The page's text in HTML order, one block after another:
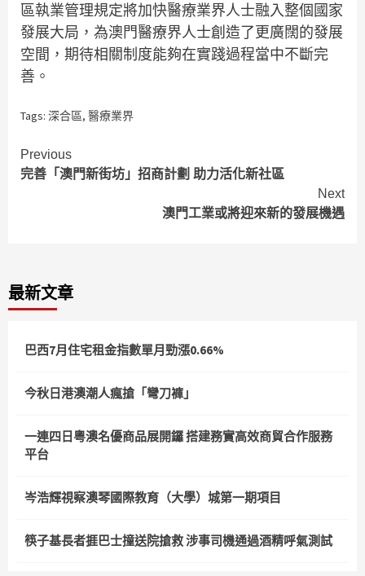
區執業管理規定將加快醫療業界人士融入整個國家
發展大局，為澳門醫療界人士創造了更廣闊的發展
空間，期待相關制度能夠在實踐過程當中不斷完
善。
Tags: 深合區, 醫療業界
Continue
Reading
Previous
完善「澳門新街坊」招商計劃 助力活化新社區
Next
澳門工業或將迎來新的發展機遇
最新文章
巴西7月住宅租金指數單月勁漲0.66%
今秋日港澳潮人瘋搶「彎刀褲」
一連四日粵澳名優商品展開鑼 搭建務實高效商貿合作服務
平台
岑浩輝視察澳琴國際教育（大學）城第一期項目
筷子基長者捱巴士撞送院搶救 涉事司機通過酒精呼氣測試